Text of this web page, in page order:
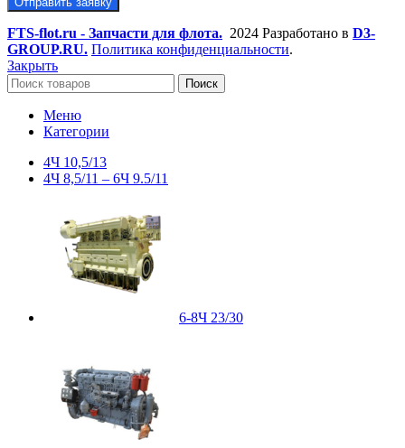
FTS-flot.ru - Запчасти для флота. 2024 Разработано в D3-
GROUP.RU. Политика конфиденциальности.
Закрыть
Поиск
Меню
Категории
4Ч 10,5/13
4Ч 8,5/11 – 6Ч 9.5/11
6-8Ч 23/30